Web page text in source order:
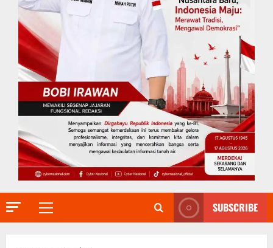
Primary
SUBSCRIBE